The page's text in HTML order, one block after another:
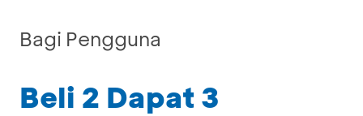
Bagi Pengguna
Beli 2 Dapat 3